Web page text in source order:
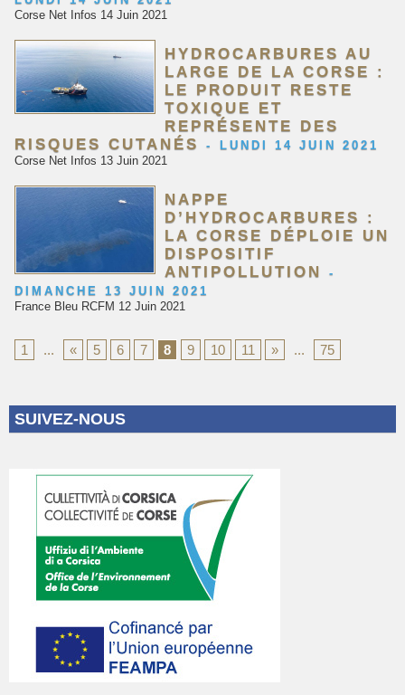
Corse Net Infos 14 Juin 2021
HYDROCARBURES AU
LARGE DE LA CORSE :
LE PRODUIT RESTE
TOXIQUE ET
REPRÉSENTE DES
RISQUES CUTANÉS
-
LUNDI 14 JUIN 2021
Corse Net Infos 13 Juin 2021
NAPPE
D’HYDROCARBURES :
LA CORSE DÉPLOIE UN
DISPOSITIF
ANTIPOLLUTION
-
DIMANCHE 13 JUIN 2021
France Bleu RCFM 12 Juin 2021
1 ... « 5 6 7 8 9 10 11 » ... 75
SUIVEZ-NOUS